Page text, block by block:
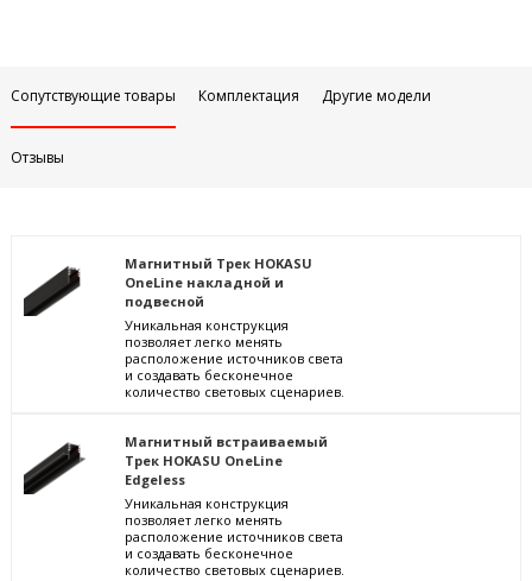
Сопутствующие товары Комплектация Другие модели
Отзывы
Магнитный Трек HOKASU
OneLine накладной и
подвесной
Уникальная конструкция
позволяет легко менять
расположение источников света
и создавать бесконечное
количество световых сценариев.
Магнитный встраиваемый
Трек HOKASU OneLine
Edgeless
Уникальная конструкция
позволяет легко менять
расположение источников света
и создавать бесконечное
количество световых сценариев.